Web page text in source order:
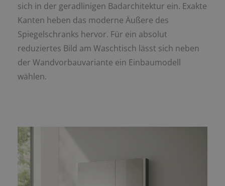
sich in der geradlinigen Badarchitektur ein. Exakte
Kanten heben das moderne Äußere des
Spiegelschranks hervor. Für ein absolut
reduziertes Bild am Waschtisch lässt sich neben
der Wandvorbauvariante ein Einbaumodell
wählen.